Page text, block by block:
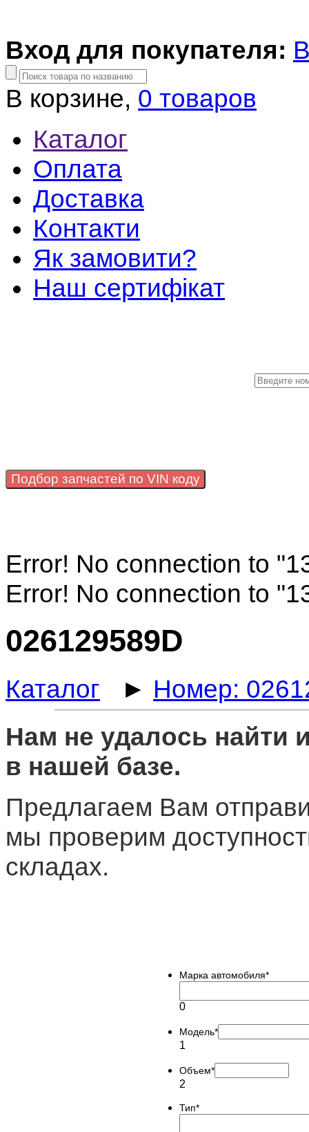
Вход для покупателя:
В корзине, 0 товаров
Каталог
Оплата
Доставка
Контакти
Як замовити?
Наш сертифікат
Подбор запчастей по VIN коду
Error! No connection to
Error! No connection to
026129589D
Каталог ► Номер:
Нам не удалось найти
в нашей базе.
Предлагаем Вам
мы проверим
складах.
Марка автомобиля*
0
Модель*
1
Объем*
2
Тип*